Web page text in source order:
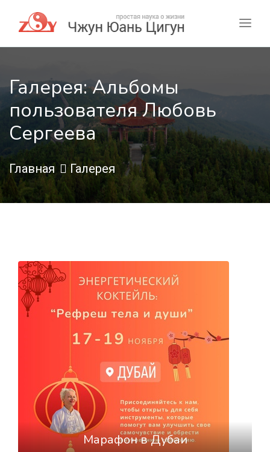
Галерея: Альбомы
пользователя Любовь
Сергеева
Главная Галерея
Марафон в Дубаи